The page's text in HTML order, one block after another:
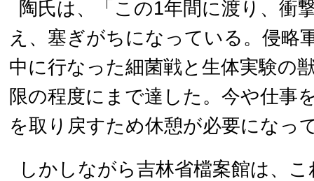
陶氏は、「この1年間に渡り、衝
え、塞ぎがちになっている。侵略
中に行なった細菌戦と生体実験の
限の程度にまで達した。今や仕事
を取り戻すため休憩が必要になっ
しかしながら吉林省檔案館は、